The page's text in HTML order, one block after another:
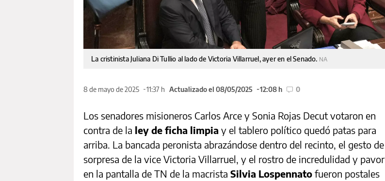
La cristinista Juliana Di Tullio al lado de Victoria Villarruel, ayer en el Senado. NA
8 de mayo de 2025 11:37 h Actualizado el 08/05/2025 12:08 h 0
Los senadores misioneros Carlos Arce y Sonia Rojas Decut votaron en
contra de la ley de ficha limpia y el tablero político quedó patas para
arriba. La bancada peronista abrazándose dentro del recinto, el gesto de
sorpresa de la vice Victoria Villarruel, y el rostro de incredulidad y pavor
en la pantalla de TN de la macrista Silvia Lospennato fueron postales